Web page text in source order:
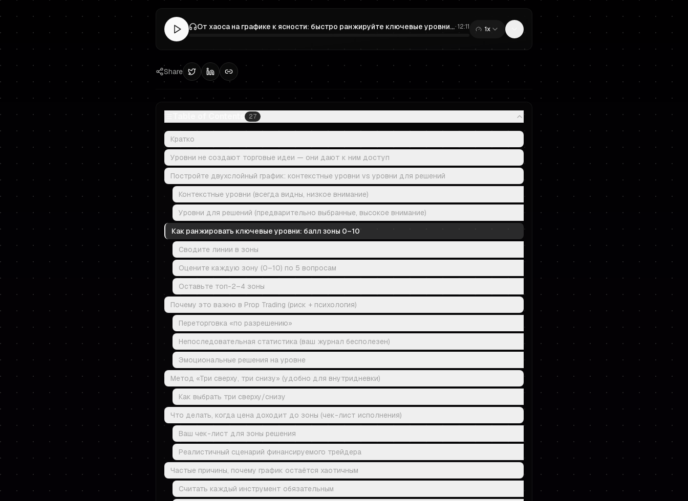
От хаоса на графике к ясности: быстро ранжируйте ключевые уровни для Prop Trading (без паралича)·12:11 1x
0:00
12:11
Share
27
Кратко
Уровни не создают торговые идеи — они дают к ним доступ
Постройте двухслойный график: контекстные уровни vs уровни для решений
Контекстные уровни (всегда видны, низкое внимание)
Уровни для решений (предварительно выбранные, высокое внимание)
Как ранжировать ключевые уровни: балл зоны 0–10
Сводите линии в зоны
Оцените каждую зону (0–10) по 5 вопросам
Оставьте топ-2–4 зоны
Почему это важно в Prop Trading (риск + психология)
Переторговка «по разрешению»
Непоследовательная статистика (ваш журнал бесполезен)
Эмоциональные решения на уровне
Метод «Три сверху, три снизу» (удобно для внутридневки)
Как выбрать три сверху/снизу
Что делать, когда цена доходит до зоны (чек-лист исполнения)
Ваш чек-лист для зоны решения
Реалистичный сценарий финансируемого трейдера
Частые причины, почему график остаётся хаотичным
Считать каждый инструмент обязательным